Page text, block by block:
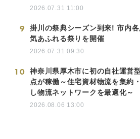
2026.07.31 11:00
9
掛川の祭典シーズン到来! 市内
気あふれる祭りを開催
2026.07.31 09:30
10
神奈川県厚木市に初の自社運営
点が稼働～住宅資材物流を集約
し物流ネットワークを最適化～
2026.08.06 13:00